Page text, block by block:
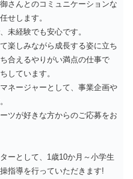
さんとのコミュニケーションな
せします。
未経験でも安心です。
楽しみながら成長する姿に立ち
合えるやりがい満点の仕事で
しています。
ネージャーとして、事業企画や
ツが好きな方からのご応募をお
ーとして、1歳10か月～小学生
指導を行っていただきます!